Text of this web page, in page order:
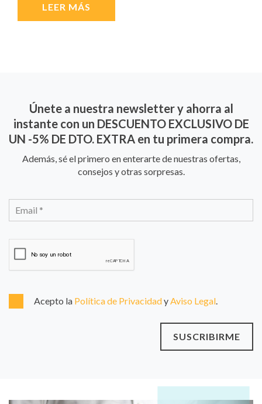
LEER MÁS
Únete a nuestra newsletter y ahorra al
instante con un DESCUENTO EXCLUSIVO DE
UN -5% DE DTO. EXTRA en tu primera compra.
Además, sé el primero en enterarte de nuestras ofertas,
consejos y otras sorpresas.
Acepto la Política de PrivacidadyAviso Legal.
SUSCRIBIRME